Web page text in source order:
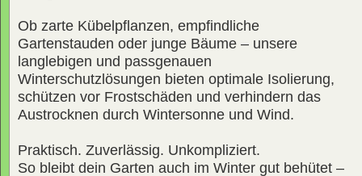
Ob zarte Kübelpflanzen, empfindliche
Gartenstauden oder junge Bäume – unsere
langlebigen und passgenauen
Winterschutzlösungen bieten optimale Isolierung,
schützen vor Frostschäden und verhindern das
Austrocknen durch Wintersonne und Wind.
Praktisch. Zuverlässig. Unkompliziert.
So bleibt dein Garten auch im Winter gut behütet –